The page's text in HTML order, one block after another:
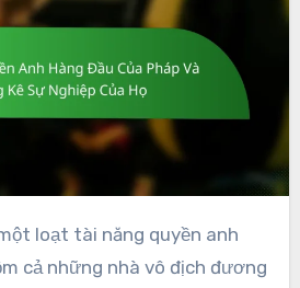
cả những nhà vô địch đương